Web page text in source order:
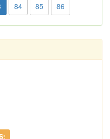
84 85 86